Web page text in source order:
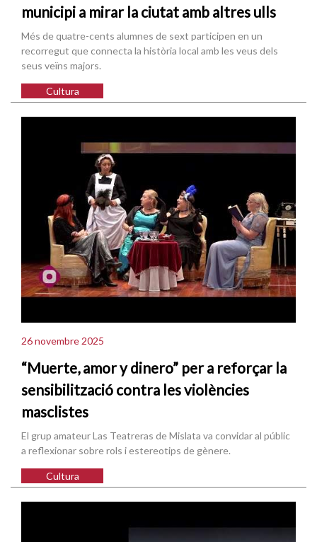
municipi a mirar la ciutat amb altres ulls
Més de quatre-cents alumnes de sext participen en un
recorregut que connecta la història local amb les veus dels
seus veïns majors.
Cultura
26 novembre 2025
“Muerte, amor y dinero” per a reforçar la
sensibilització contra les violències
masclistes
El grup amateur Las Teatreras de Mislata va convidar al públic
a reflexionar sobre rols i estereotips de gènere.
Cultura